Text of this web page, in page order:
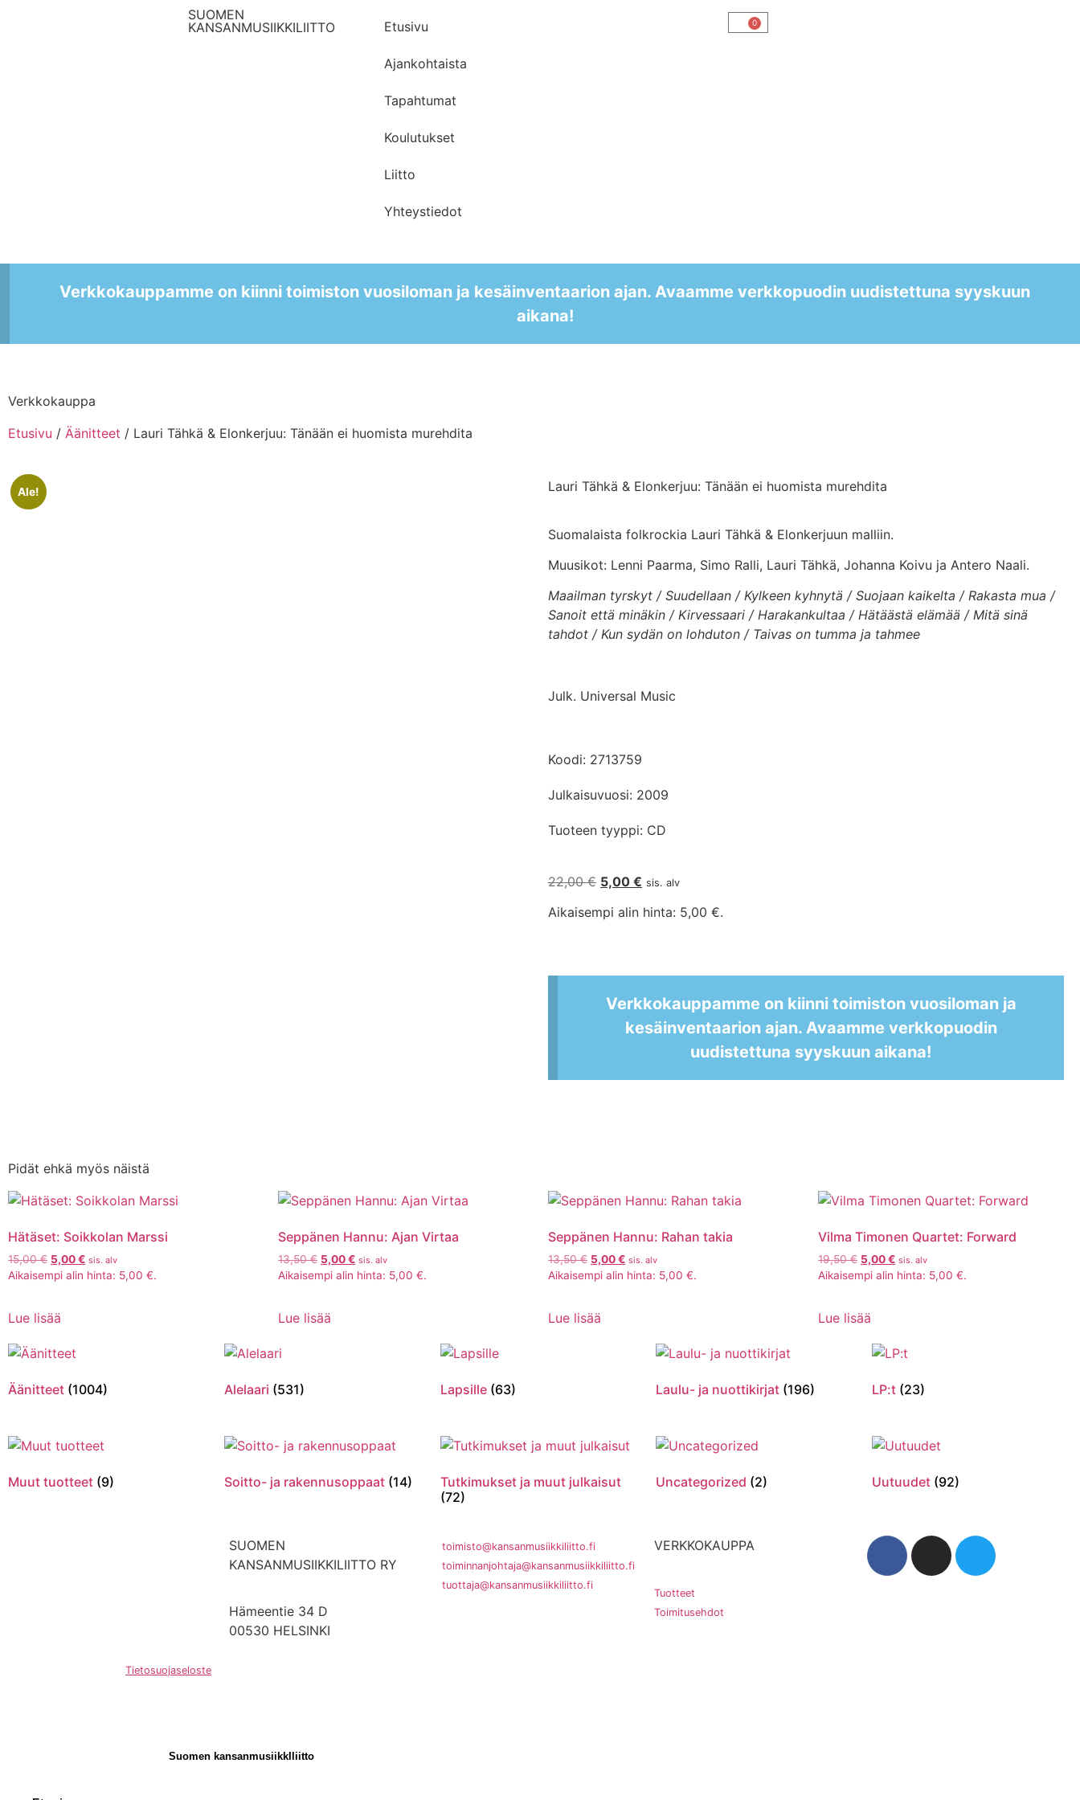
SUOMEN
KANSANMUSIIKKILIITTO
Etusivu
Ajankohtaista
Tapahtumat
Koulutukset
Liitto
Yhteystiedot
0
Verkkokauppamme on kiinni toimiston vuosiloman ja kesäinventaarion ajan. Avaamme verkkopuodin uudistettuna syyskuun
aikana!
Verkkokauppa
Etusivu / Äänitteet / Lauri Tähkä & Elonkerjuu: Tänään ei huomista murehdita
Ale! Lauri Tähkä & Elonkerjuu: Tänään ei huomista murehdita
Suomalaista folkrockia Lauri Tähkä & Elonkerjuun malliin.
Muusikot: Lenni Paarma, Simo Ralli, Lauri Tähkä, Johanna Koivu ja Antero Naali.
Maailman tyrskyt / Suudellaan / Kylkeen kyhnytä / Suojaan kaikelta / Rakasta mua /
Sanoit että minäkin / Kirvessaari / Harakankultaa / Hätäästä elämää / Mitä sinä
tahdot / Kun sydän on lohduton / Taivas on tumma ja tahmee
Julk. Universal Music
Koodi: 2713759
Julkaisuvuosi: 2009
Tuoteen tyyppi: CD
22,00€ 5,00 € sis. alv
Aikaisempi alin hinta: 5,00 €.
Verkkokauppamme on kiinni toimiston vuosiloman ja
kesäinventaarion ajan. Avaamme verkkopuodin
uudistettuna syyskuun aikana!
Pidät ehkä myös näistä
Hätäset: Soikkolan Marssi
15,00€ 5,00€ sis. alv
Aikaisempi alin hinta: 5,00 €.
Lue lisää
Seppänen Hannu: Ajan Virtaa
13,50€ 5,00€ sis. alv
Aikaisempi alin hinta: 5,00 €.
Lue lisää
Seppänen Hannu: Rahan takia
13,50€ 5,00€ sis. alv
Aikaisempi alin hinta: 5,00 €.
Lue lisää
Vilma Timonen Quartet: Forward
19,50€ 5,00€ sis. alv
Aikaisempi alin hinta: 5,00 €.
Lue lisää
Äänitteet (1004) Alelaari (531) Lapsille (63) Laulu- ja nuottikirjat (196) LP:t (23)
Muut tuotteet (9) Soitto- ja rakennusoppaat (14)
Tutkimukset ja muut julkaisut
(72)
Uncategorized (2) Uutuudet (92)
SUOMEN
KANSANMUSIIKKILIITTO RY
Hämeentie 34 D
00530 HELSINKI
toimisto@kansanmusiikkiliitto.fi
toiminnanjohtaja@kansanmusiikkiliitto.fi
tuottaja@kansanmusiikkiliitto.fi
VERKKOKAUPPA
Tuotteet
Toimitusehdot
Tietosuojaseloste
Suomen kansanmusiikkIliitto